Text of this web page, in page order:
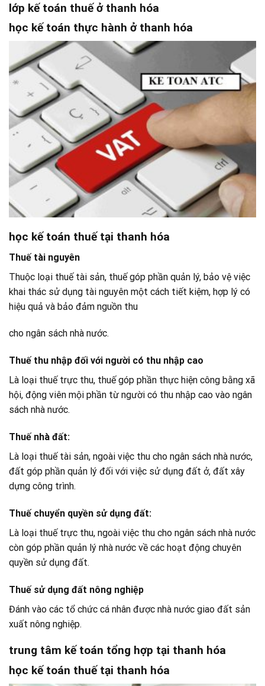
lớp kế toán thuế ở thanh hóa
học kế toán thực hành ở thanh hóa
học kế toán thuế tại thanh hóa
Thuế tài nguyên
Thuộc loại thuế tài sản, thuế góp phần quản lý, bảo vệ việc
khai thác sử dụng tài nguyên một cách tiết kiệm, hợp lý có
hiệu quả và bảo đảm nguồn thu
cho ngân sách nhà nước.
Thuế thu nhập đối với người có thu nhập cao
Là loại thuế trực thu, thuế góp phần thực hiện công bằng xã
hội, động viên mội phần từ người có thu nhập cao vào ngân
sách nhà nước.
Thuế nhà đất:
Là loại thuế tài sản, ngoài việc thu cho ngân sách nhà nước,
đất góp phần quản lý đối với việc sử dụng đất ở, đất xây
dựng công trình.
Thuế chuyển quyền sử dụng đất:
Là loại thuế trực thu, ngoài việc thu cho ngân sách nhà nước
còn góp phần quản lý nhà nước về các hoạt động chuyên
quyền sử dụng đất.
Thuế sử dụng đất nông nghiệp
Đánh vào các tổ chức cá nhân được nhà nước giao đất sản
xuất nông nghiệp.
trung tâm kế toán tổng hợp tại thanh hóa
học kế toán thuế tại thanh hóa